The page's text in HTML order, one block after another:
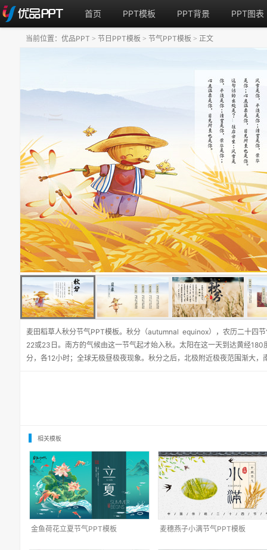
首页 PPT模板 PPT背景 PPT图表
麦田稻草人秋分节气PPT模板。秋分（autumnal equinox），农历二十四
22或23日。南方的气候由这一节气起才始入秋。太阳在这一天到达黄经
分，各12小时；全球无极昼极夜现象。秋分之后，北极附近极夜范围渐大，
当前位置： 优品PPT > 节日PPT模板 > 节气PPT模板 > 正文
相关模板
金鱼荷花立夏节气PPT模板 麦穗燕子小满节气PPT模板